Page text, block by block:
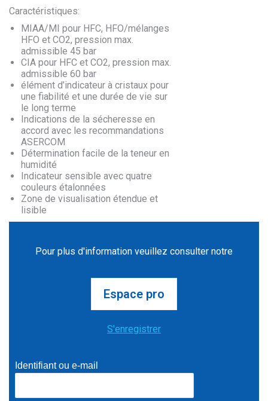
Caractéristiques:
MIAA/MI pour HFC, HFO/mélanges
HFO et CO2, pression max.
admissible 45 bar
CIA pour HFC et CO2, pression max.
admissible 60 bar
élément d’indicateur à cristaux pour
une fiabilité et une durée de vie sur
le long terme
Indications de la sécheresse en
accord avec les recommandations
ASERCOM
Détermination facile de la teneur en
humidité
Indicateur sensible avec quatre
couleurs étalonnées
Zone de visualisation étendue et
lisible
Pour plus d'information veuillez consulter notre
Espace pro
S'enregistrer
Identifiant ou e-mail